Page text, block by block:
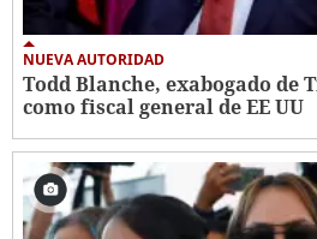
NUEVA AUTORIDAD
Todd Blanche, exabogado de
como fiscal general de EE UU